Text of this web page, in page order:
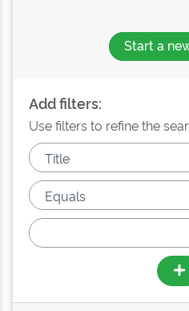
Start a
Add filters:
Use filters to refine the